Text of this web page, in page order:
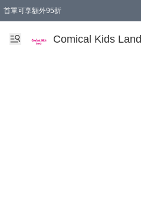
首單可享額外95折
Comical Kids Land